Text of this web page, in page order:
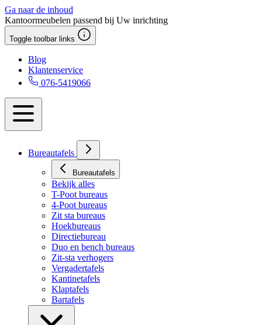
Ga naar de inhoud
Kantoormeubelen passend bij Uw inrichting
Toggle toolbar links
Blog
Klantenservice
076-5419066
Bureautafels
Bureautafels
Bekijk alles
T-Poot bureaus
4-Poot bureaus
Zit sta bureaus
Hoekbureaus
Directiebureau
Duo en bench bureaus
Zit-sta verhogers
Vergadertafels
Kantinetafels
Klaptafels
Bartafels